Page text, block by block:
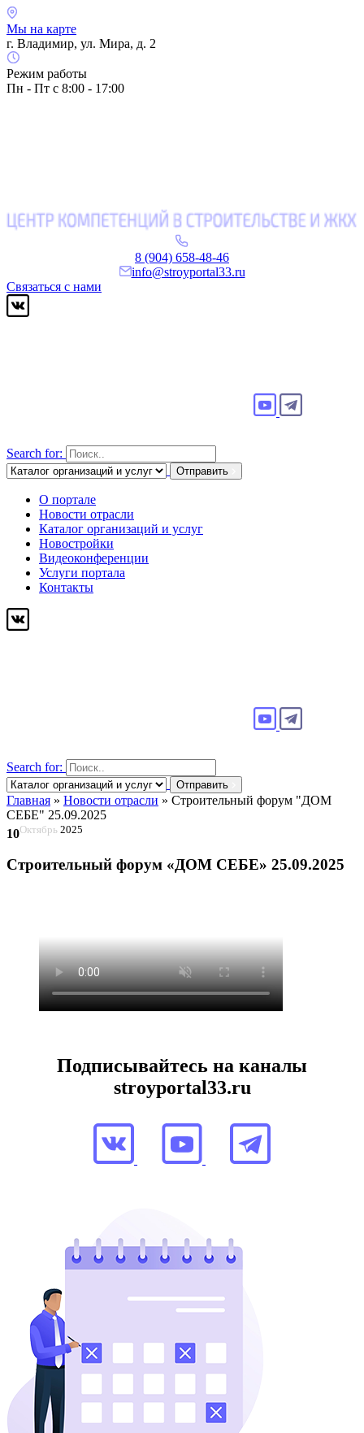
Мы на карте
г. Владимир, ул. Мира, д. 2
Режим работы
Пн - Пт с 8:00 - 17:00
8 (904) 658-48-46
info@stroyportal33.ru
Связаться с нами
Search for:
Отправить
О портале
Новости отрасли
Каталог организаций и услуг
Новостройки
Видеоконференции
Услуги портала
Контакты
Search for:
Отправить
Главная » Новости отрасли » Строительный форум "ДОМ
СЕБЕ" 25.09.2025
10Октябрь 2025
Строительный форум «ДОМ СЕБЕ» 25.09.2025
Подписывайтесь на каналы
stroyportal33.ru